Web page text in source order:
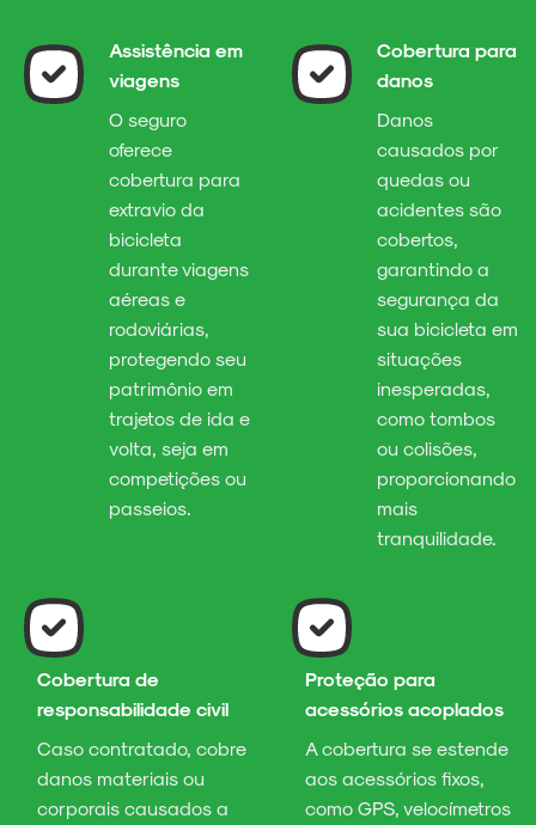
Assistência em
viagens
O seguro
oferece
cobertura para
extravio da
bicicleta
durante viagens
aéreas e
rodoviárias,
protegendo seu
patrimônio em
trajetos de ida e
volta, seja em
competições ou
passeios.
Cobertura para
danos
Danos
causados por
quedas ou
acidentes são
cobertos,
garantindo a
segurança da
sua bicicleta em
situações
inesperadas,
como tombos
ou colisões,
proporcionando
mais
tranquilidade.
Cobertura de
responsabilidade civil
Caso contratado, cobre
danos materiais ou
corporais causados a
Proteção para
acessórios acoplados
A cobertura se estende
aos acessórios fixos,
como GPS, velocímetros